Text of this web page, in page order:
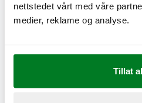
nettstedet vårt med våre
medier, reklame og analyse.
Tillat
CO e